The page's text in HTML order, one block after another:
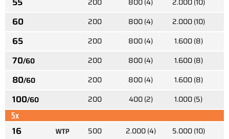
60 200 800 (4) 2.000 (10)
65 200 800 (4) 1.600 (8)
70/60 200 800 (4) 1.600 (8)
80/60 200 800 (4) 1.600 (8)
100/60 200 400 (2) 1.000 (5)
5x
16
500 2.000 (4) 5.000 (10)